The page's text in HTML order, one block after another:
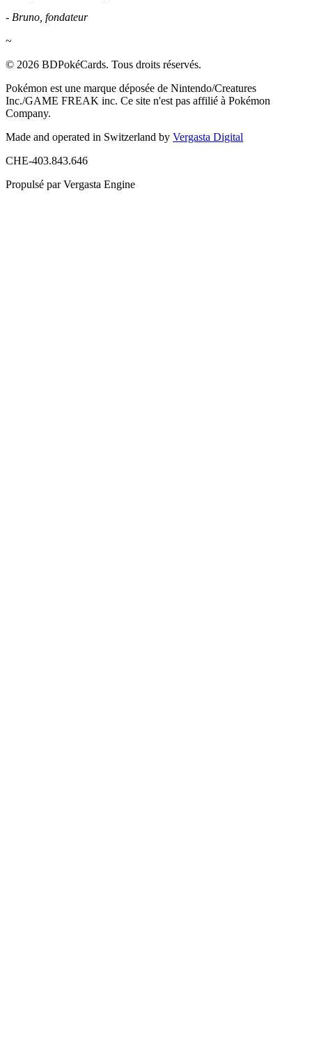
- Bruno, fondateur
~
© 2026 BDPokéCards. Tous droits réservés.
Pokémon est une marque déposée de Nintendo/Creatures
Inc./GAME FREAK inc. Ce site n'est pas affilié à Pokémon
Company.
Made and operated in Switzerland by Vergasta Digital
CHE-403.843.646
Propulsé par Vergasta Engine